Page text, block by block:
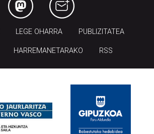
LEGE OHARRA PUBLIZITATEA
HARREMANETARAKO RSS